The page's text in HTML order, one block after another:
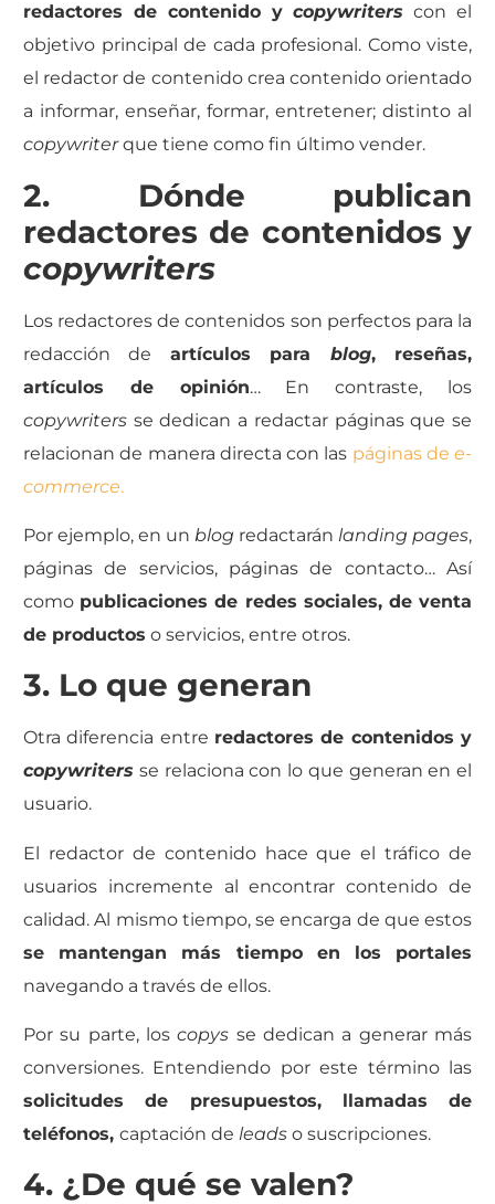
redactores de contenido ycopywriters con el
objetivo principal de cada profesional. Como viste,
el redactor de contenido crea contenido orientado
a informar, enseñar, formar, entretener; distinto al
copywriterque tiene como fin último vender.
2. Dónde publican
redactores de contenidos y
copywriters
Los redactores de contenidos son perfectos para la
redacción de artículos para blog, reseñas,
artículos de opinión… En contraste, los
copywriters se dedican a redactar páginas que se
relacionan de manera directa con las páginas de e-
commerce.
Por ejemplo, en un blog redactarán landing pages,
páginas de servicios, páginas de contacto… Así
como publicaciones de redes sociales, de venta
de productos o servicios, entre otros.
3. Lo que generan
Otra diferencia entre redactores de contenidos y
copywriters se relaciona con lo que generan en el
usuario.
El redactor de contenido hace que el tráfico de
usuarios incremente al encontrar contenido de
calidad. Al mismo tiempo, se encarga de que estos
se mantengan más tiempo en los portales
navegando a través de ellos.
Por su parte, loscopys se dedican a generar más
conversiones. Entendiendo por este término las
solicitudes de presupuestos, llamadas de
teléfonos, captación de leads o suscripciones.
4. ¿De qué se valen?